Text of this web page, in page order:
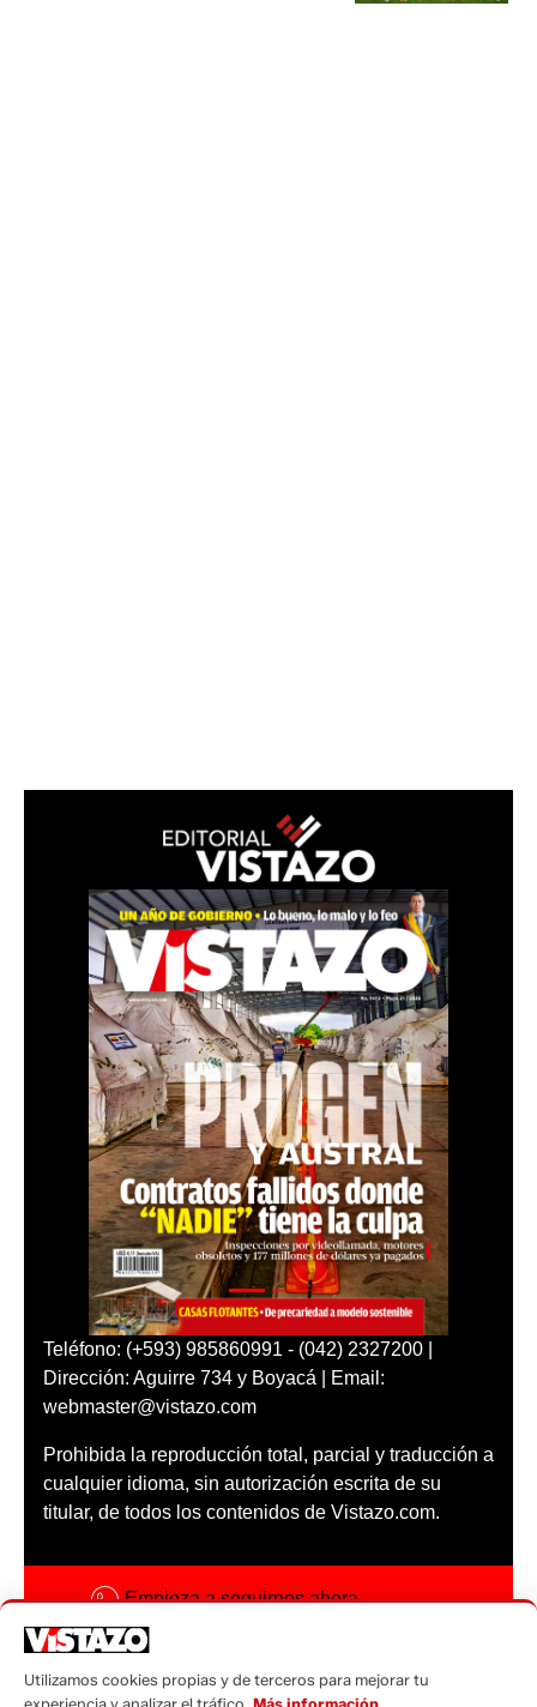
Teléfono: (+593) 985860991 - (042) 2327200 |
Dirección: Aguirre 734 y Boyacá | Email:
webmaster@vistazo.com
Prohibida la reproducción total, parcial y traducción a
cualquier idioma, sin autorización escrita de su
titular, de todos los contenidos de Vistazo.com.
Empieza a seguirnos ahora
Código ética
Utilizamos cookies propias y de terceros para mejorar tu